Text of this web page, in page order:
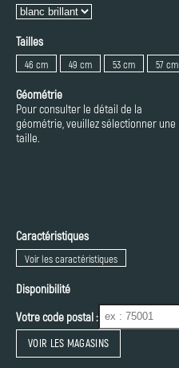
Tailles
46 cm 49 cm 53 cm 57 cm
Géométrie
Pour consulter le détail de la
géométrie, veuillez sélectionner une
taille.
Caractéristiques
Voir les caractéristiques
Disponibilité
Votre code postal :
VOIR LES MAGASINS